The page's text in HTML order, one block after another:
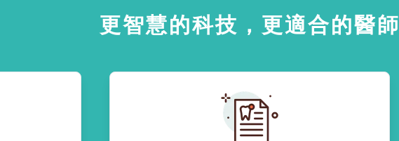
更智慧的科技，更適合的醫師